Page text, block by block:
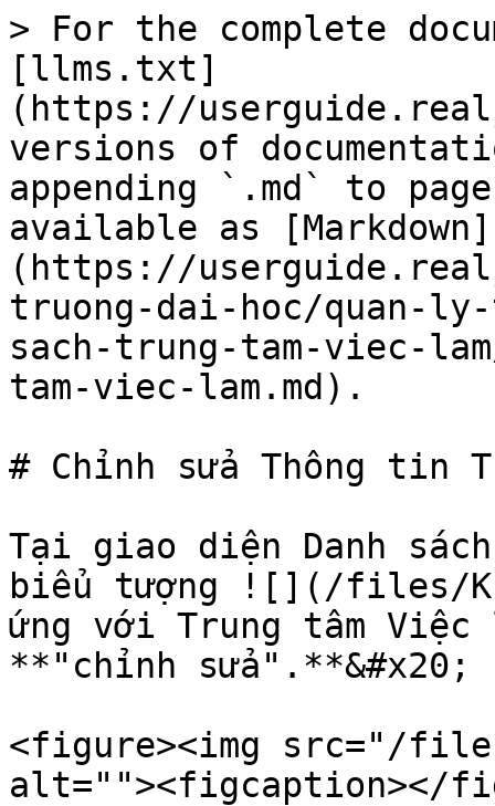
> For the complete
[llms.txt]
(https://
versions of
appending `.md` to
available as [Markdown]
(https://
truong-dai-hoc/quan-
sach-trung-tam-viec-
tam-viec-lam.md).
# Chỉnh sửa Thông tin
Tại giao diện Danh
biểu tượng ![](/files/
ứng với Trung tâm Việc
**"chỉnh sửa".**&#x20;
<figure><img src="/files/
alt=""><figcaption></